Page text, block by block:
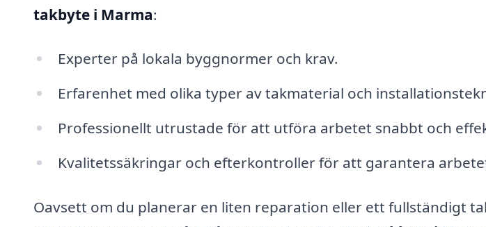
takbyte i Marma:
Experter på lokala byggnormer och krav.
Erfarenhet med olika typer av takmaterial och
Professionellt utrustade för att utföra arbetet snabbt och
Kvalitetssäkringar och efterkontroller för att garantera
Oavsett om du planerar en liten reparation eller ett fullständigt